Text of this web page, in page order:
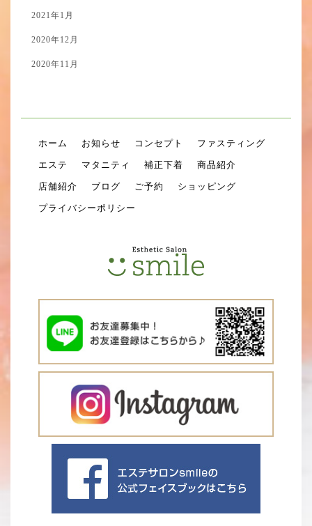
2021年1月
2020年12月
2020年11月
ホーム お知らせ コンセプト ファスティング
エステ マタニティ 補正下着 商品紹介
店舗紹介 ブログ ご予約 ショッピング
プライバシーポリシー